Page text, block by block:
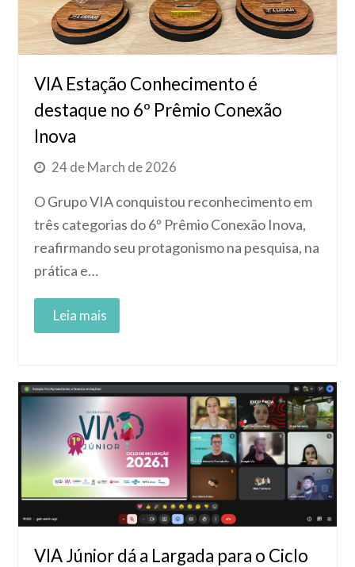
VIA Estação Conhecimento é
destaque no 6º Prêmio Conexão
Inova
24 de March de 2026
O Grupo VIA conquistou reconhecimento em
três categorias do 6º Prêmio Conexão Inova,
reafirmando seu protagonismo na pesquisa, na
prática e…
VIA Júnior dá a Largada para o Ciclo